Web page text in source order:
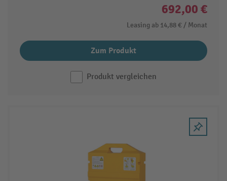
692,00 €
Leasing ab 14,88 € / Monat
Zum Produkt
Produkt vergleichen